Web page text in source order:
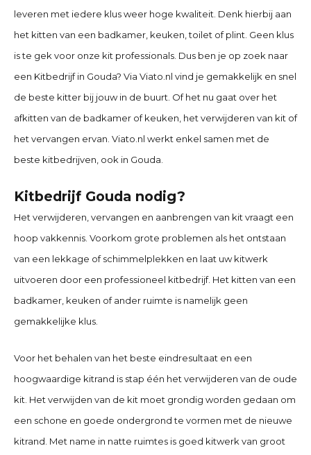
leveren met iedere klus weer hoge kwaliteit. Denk hierbij aan
het kitten van een badkamer, keuken, toilet of plint. Geen klus
is te gek voor onze kit professionals. Dus ben je op zoek naar
een Kitbedrijf in Gouda? Via Viato.nl vind je gemakkelijk en snel
de beste kitter bij jouw in de buurt. Of het nu gaat over het
afkitten van de badkamer of keuken, het verwijderen van kit of
het vervangen ervan. Viato.nl werkt enkel samen met de
beste kitbedrijven, ook in Gouda
Kitbedrijf Gouda nodig?
Het verwijderen, vervangen en aanbrengen van kit vraagt een
hoop vakkennis. Voorkom grote problemen als het ontstaan
van een lekkage of schimmelplekken en laat uw kitwerk
uitvoeren door een professioneel kitbedrijf. Het kitten van een
badkamer, keuken of ander ruimte is namelijk geen
gemakkelijke klus.
Voor het behalen van het beste eindresultaat en een
hoogwaardige kitrand is stap één het verwijderen van de oude
kit. Het verwijden van de kit moet grondig worden gedaan om
een schone en goede ondergrond te vormen met de nieuwe
kitrand. Met name in natte ruimtes is goed kitwerk van groot